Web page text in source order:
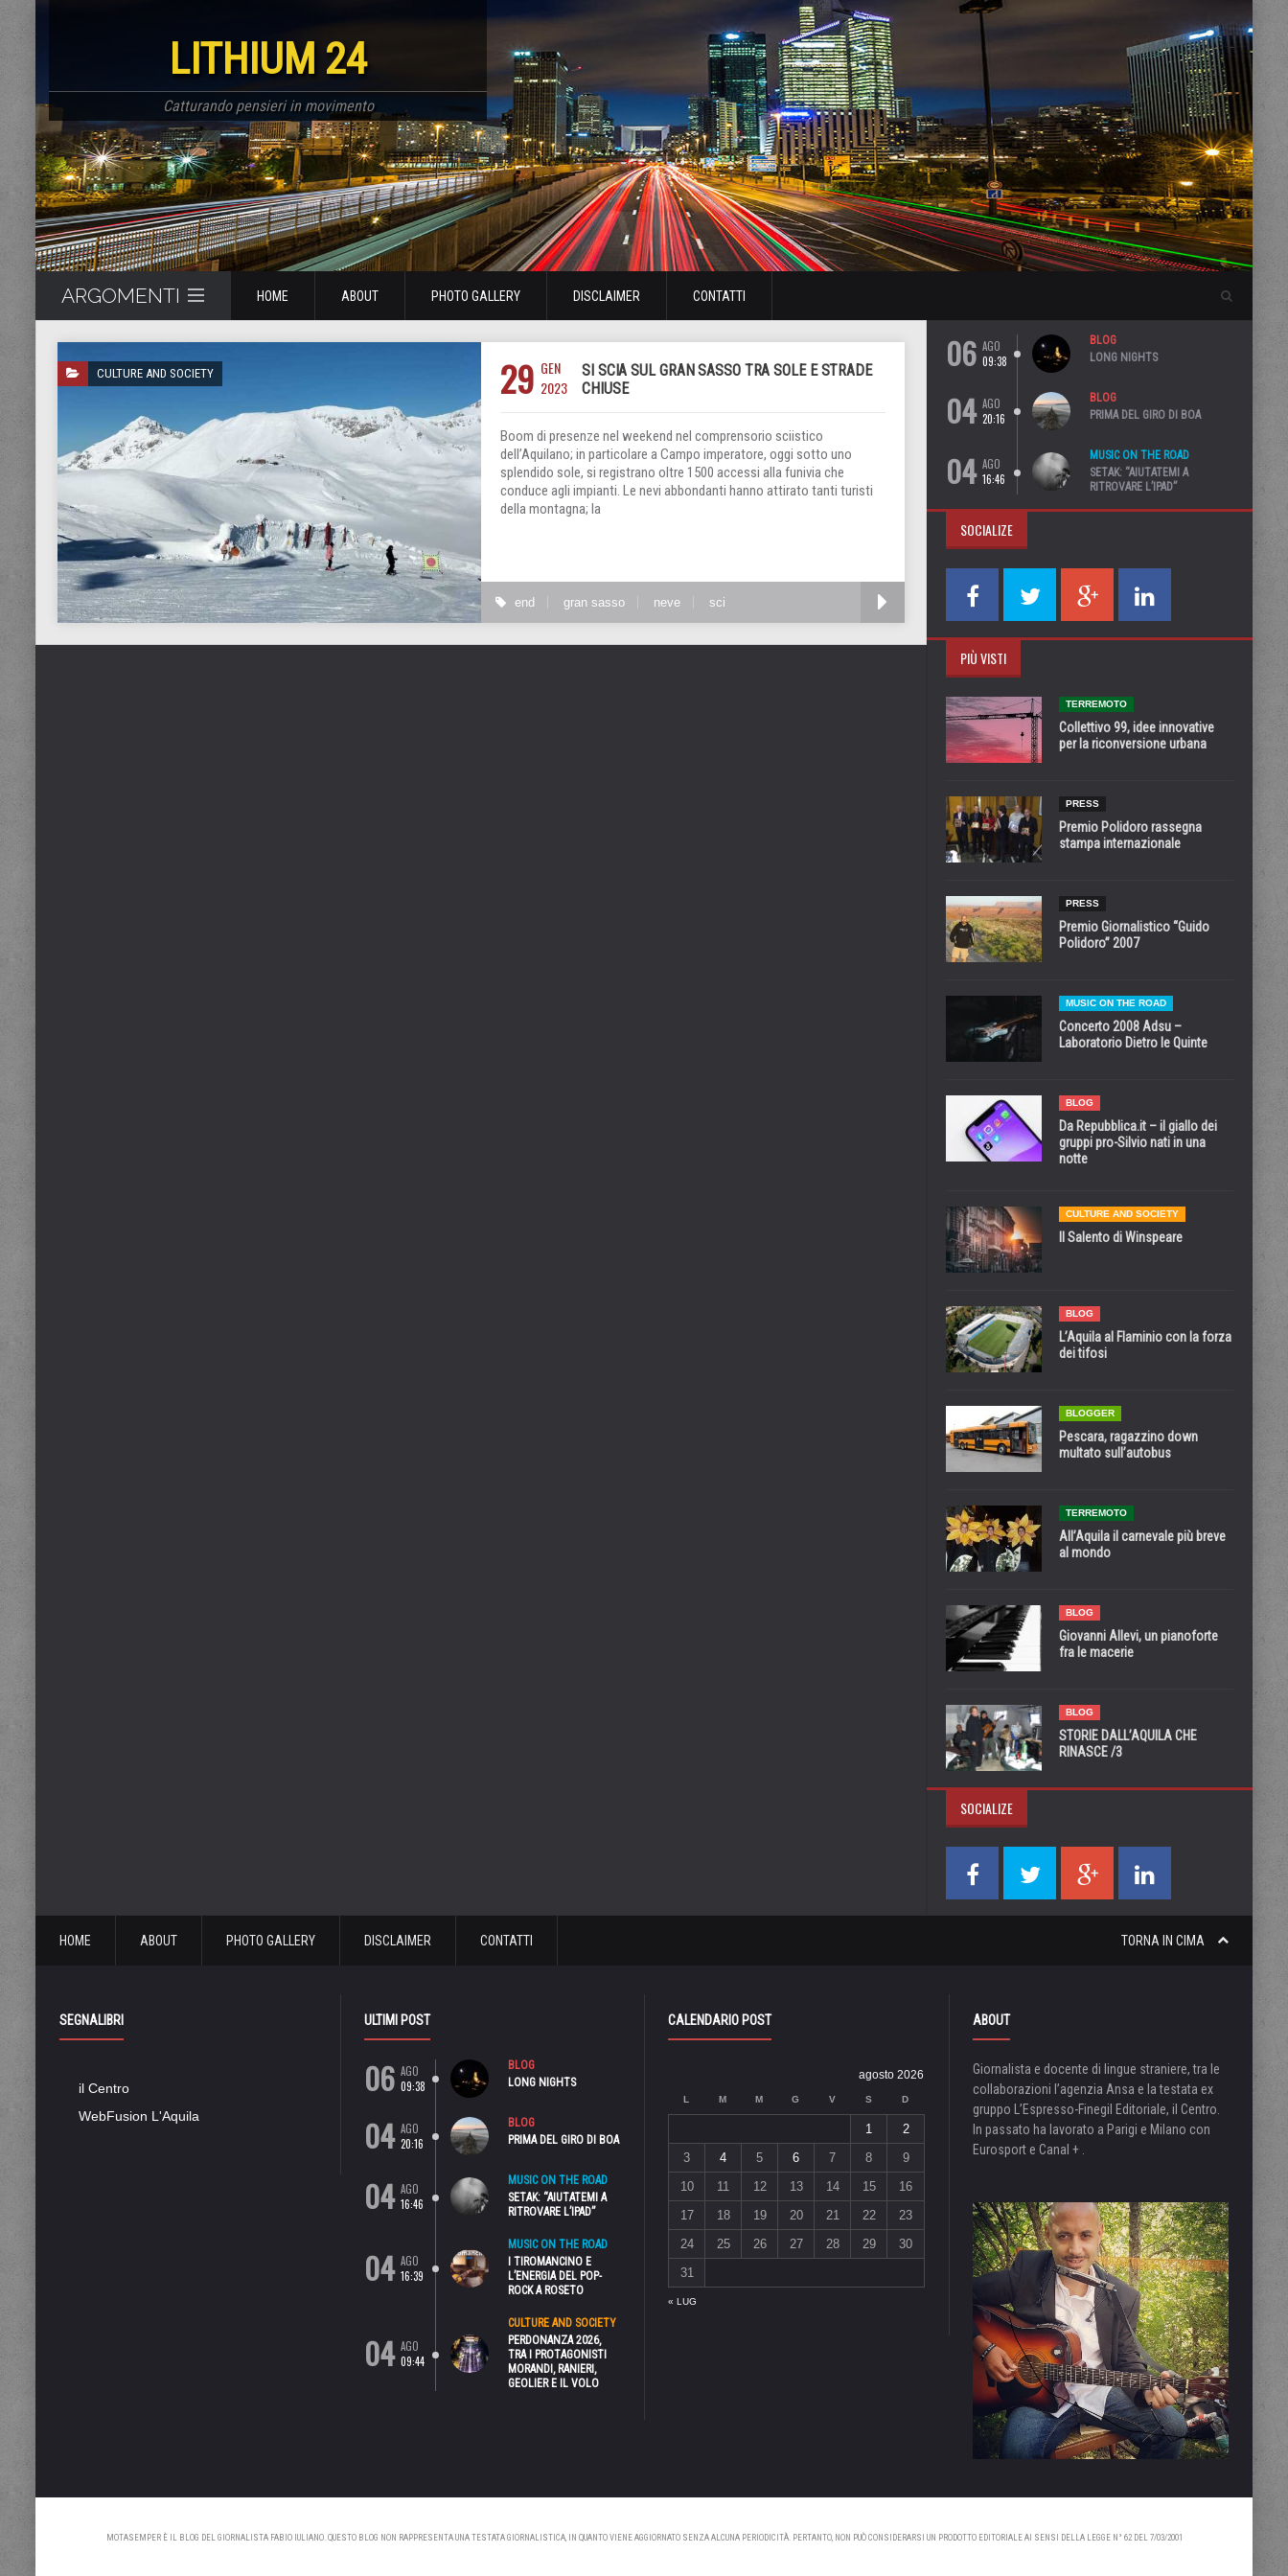
LITHIUM 24
Catturando pensieri in movimento
ARGOMENTI HOME ABOUT PHOTO GALLERY DISCLAIMER CONTATTI
CULTURE AND SOCIETY 29 GEN
2023
SI SCIA SUL GRAN SASSO TRA SOLE E STRADE
CHIUSE
Boom di presenze nel weekend nel comprensorio sciistico
dell’Aquilano; in particolare a Campo imperatore, oggi sotto uno
splendido sole, si registrano oltre 1500 accessi alla funivia che
conduce agli impianti. Le nevi abbondanti hanno attirato tanti turisti
della montagna; la
end gran sasso neve sci
06 AGO
09:38
BLOG
LONG NIGHTS
04 AGO
20:16
BLOG
PRIMA DEL GIRO DI BOA
04 AGO
16:46
MUSIC ON THE ROAD
SETAK: “AIUTATEMI A
RITROVARE L’IPAD”
SOCIALIZE
PIÙ VISTI
TERREMOTO
Collettivo 99, idee innovative
per la riconversione urbana
PRESS
Premio Polidoro rassegna
stampa internazionale
PRESS
Premio Giornalistico “Guido
Polidoro” 2007
MUSIC ON THE ROAD
Concerto 2008 Adsu –
Laboratorio Dietro le Quinte
BLOG
Da Repubblica.it – il giallo dei
gruppi pro-Silvio nati in una
notte
CULTURE AND SOCIETY
Il Salento di Winspeare
BLOG
L’Aquila al Flaminio con la forza
dei tifosi
BLOGGER
Pescara, ragazzino down
multato sull’autobus
TERREMOTO
All’Aquila il carnevale più breve
al mondo
BLOG
Giovanni Allevi, un pianoforte
fra le macerie
BLOG
STORIE DALL’AQUILA CHE
RINASCE /3
SOCIALIZE
TORNA IN CIMA
HOME ABOUT PHOTO GALLERY DISCLAIMER CONTATTI
SEGNALIBRI
il Centro
WebFusion L'Aquila
ULTIMI POST
06 AGO
09:38
BLOG
LONG NIGHTS
04 AGO
20:16
BLOG
PRIMA DEL GIRO DI BOA
04 AGO
16:46
MUSIC ON THE ROAD
SETAK: “AIUTATEMI A
RITROVARE L’IPAD”
04 AGO
16:39
MUSIC ON THE ROAD
I TIROMANCINO E
L’ENERGIA DEL POP-
ROCK A ROSETO
04 AGO
09:44
CULTURE AND SOCIETY
PERDONANZA 2026,
TRA I PROTAGONISTI
MORANDI, RANIERI,
GEOLIER E IL VOLO
CALENDARIO POST
agosto 2026
L M M G V S D
« LUG
1
2
3
4 5 6 7 8
9
10
11 12 13 14 15
16
17
18 19 20 21 22
23
24
25 26 27 28 29
30
31
ABOUT
Giornalista e docente di lingue straniere, tra le
collaborazioni l’agenzia Ansa e la testata ex
gruppo L’Espresso-Finegil Editoriale, il Centro.
In passato ha lavorato a Parigi e Milano con
Eurosport e Canal + .
MOTASEMPER È IL BLOG DEL GIORNALISTA FABIO IULIANO. QUESTO BLOG NON RAPPRESENTA UNA TESTATA GIORNALISTICA, IN QUANTO VIENE AGGIORNATO SENZA ALCUNA PERIODICITÀ. PERTANTO, NON PUÒ CONSIDERARSI UN PRODOTTO EDITORIALE AI SENSI DELLA LEGGE N° 62 DEL 7/03/2001